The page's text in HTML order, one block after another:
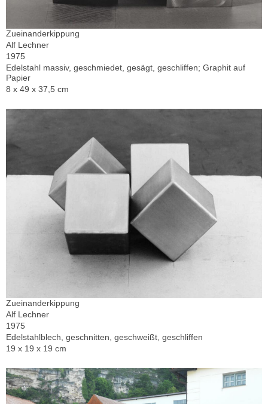
Zueinanderkippung
Alf Lechner
1975
Edelstahl massiv, geschmiedet, gesägt, geschliffen; Graphit auf
Papier
8 x 49 x 37,5 cm
Zueinanderkippung
Alf Lechner
1975
Edelstahlblech, geschnitten, geschweißt, geschliffen
19 x 19 x 19 cm